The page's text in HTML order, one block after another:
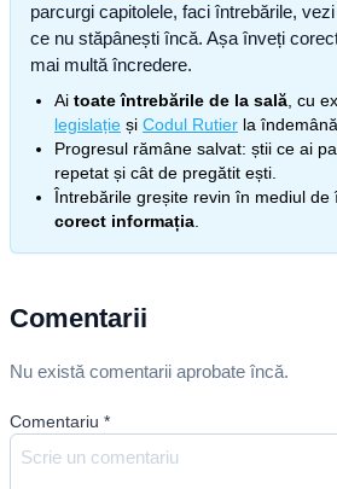
parcurgi capitolele, faci întrebările,
ce nu stăpânești încă. Așa înveți
mai multă încredere.
Ai toate întrebările de la sală , cu
legislație și Codul Rutier la îndemână.
Progresul rămâne salvat: știi ce ai
repetat și cât de pregătit ești.
Întrebările greșite revin în mediul de
corect informația
Comentarii
Nu există comentarii aprobate încă.
Comentariu *